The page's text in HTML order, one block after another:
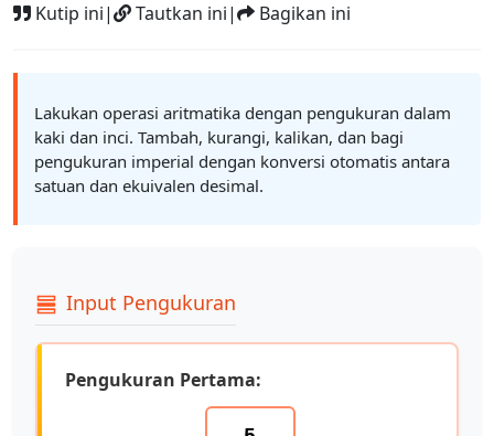
Kutip ini| Tautkan ini| Bagikan ini
Lakukan operasi aritmatika dengan pengukuran dalam
kaki dan inci. Tambah, kurangi, kalikan, dan bagi
pengukuran imperial dengan konversi otomatis antara
satuan dan ekuivalen desimal.
Input Pengukuran
Pengukuran Pertama: